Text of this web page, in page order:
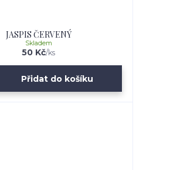
JASPIS ČERVENÝ
50 Kč/ks
Skladem
Přidat do košíku